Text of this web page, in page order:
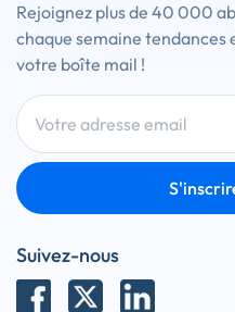
Rejoignez plus de 40 000
chaque semaine tendances
votre boîte mail !
Suivez-nous